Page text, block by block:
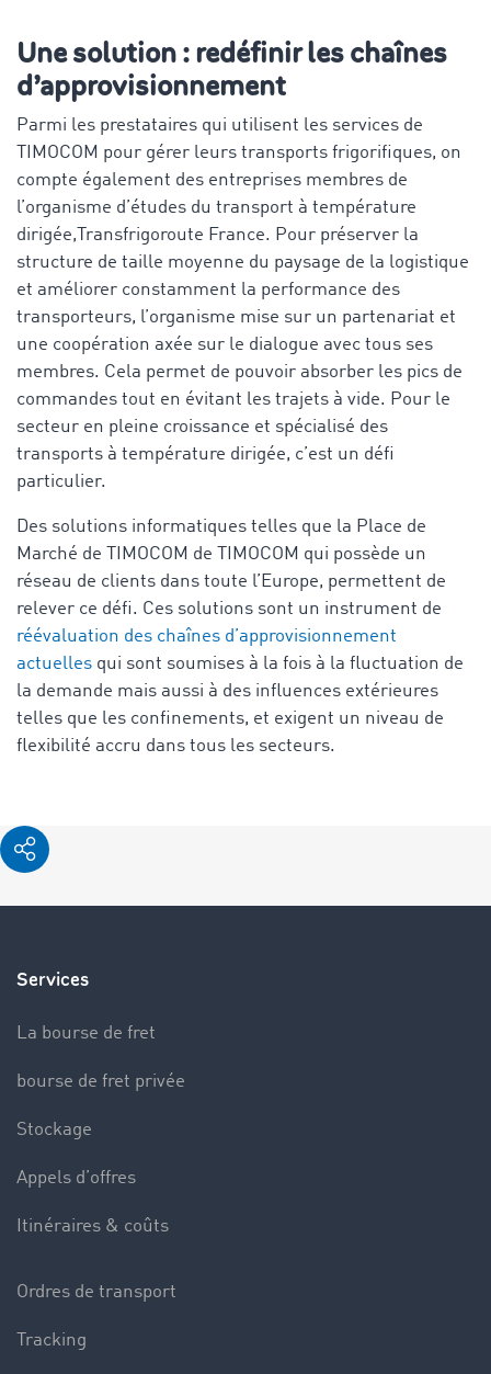
Une solution : redéfinir les chaînes
d’approvisionnement
Parmi les prestataires qui utilisent les services de
TIMOCOM pour gérer leurs transports frigorifiques, on
compte également des entreprises membres de
l’organisme d’études du transport à température
dirigée,Transfrigoroute France. Pour préserver la
structure de taille moyenne du paysage de la logistique
et améliorer constamment la performance des
transporteurs, l’organisme mise sur un partenariat et
une coopération axée sur le dialogue avec tous ses
membres. Cela permet de pouvoir absorber les pics de
commandes tout en évitant les trajets à vide. Pour le
secteur en pleine croissance et spécialisé des
transports à température dirigée, c’est un défi
particulier.
Des solutions informatiques telles que la Place de
Marché de TIMOCOM de TIMOCOM qui possède un
réseau de clients dans toute l’Europe, permettent de
relever ce défi. Ces solutions sont un instrument de
réévaluation des chaînes d’approvisionnement
actuelles qui sont soumises à la fois à la fluctuation de
la demande mais aussi à des influences extérieures
telles que les confinements, et exigent un niveau de
flexibilité accru dans tous les secteurs.
Services
La bourse de fret
bourse de fret privée
Stockage
Appels d’offres
Itinéraires & coûts
Ordres de transport
Tracking